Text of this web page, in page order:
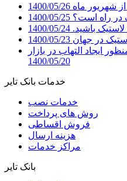
1400/05/26
در راه است؟ 1400/05/25
باشید. 1400/05/24
در جهان 1400/05/23
ایجاد التهاب در بازار
1400/05/20
خدمات بانک تایر
خدمات نصب
روش های پرداخت
فروش اقساطی
هزینه ارسال
مراکز خدمات
بانک تایر